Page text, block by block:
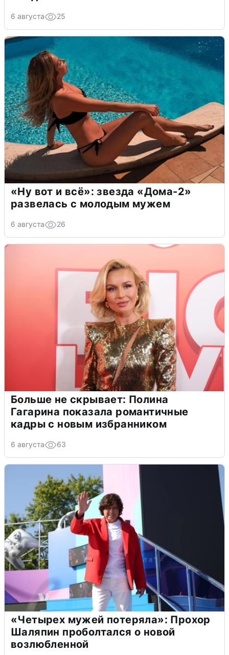
6 августа 25
«Ну вот и всё»: звезда «Дома-2»
развелась с молодым мужем
6 августа 26
Больше не скрывает: Полина
Гагарина показала романтичные
кадры с новым избранником
6 августа 63
«Четырех мужей потеряла»: Прохор
Шаляпин проболтался о новой
возлюбленной